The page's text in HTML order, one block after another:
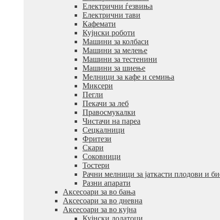
Електрични ѓезвиња
Електрични тави
Кафемати
Кујнски роботи
Машини за колбаси
Машини за мелење
Машини за тестенини
Машини за шиење
Мелници за кафе и семиња
Миксери
Пегли
Пекачи за леб
Правосмукалки
Чистачи на пареа
Сецкалници
Фритези
Скари
Соковници
Тостери
Рачни мелници за јаткасти плодови и
Разни апарати
Аксесоари за во бања
Аксесоари за во дневна
Аксесоари за во кујна
Кујнски додатоци